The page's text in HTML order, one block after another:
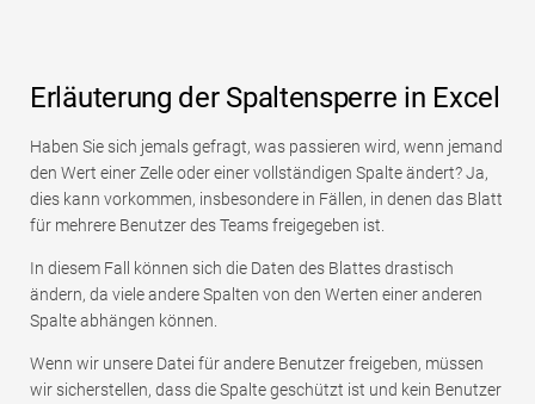
Erläuterung der Spaltensperre in Excel
Haben Sie sich jemals gefragt, was passieren wird, wenn jemand
den Wert einer Zelle oder einer vollständigen Spalte ändert? Ja,
dies kann vorkommen, insbesondere in Fällen, in denen das Blatt
für mehrere Benutzer des Teams freigegeben ist.
In diesem Fall können sich die Daten des Blattes drastisch
ändern, da viele andere Spalten von den Werten einer anderen
Spalte abhängen können.
Wenn wir unsere Datei für andere Benutzer freigeben, müssen
wir sicherstellen, dass die Spalte geschützt ist und kein Benutzer